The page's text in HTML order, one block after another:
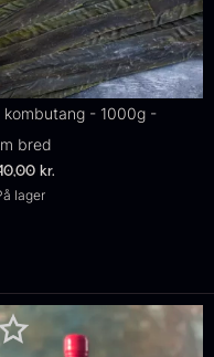
kombutang - 1000g -
bred
kr.
lager